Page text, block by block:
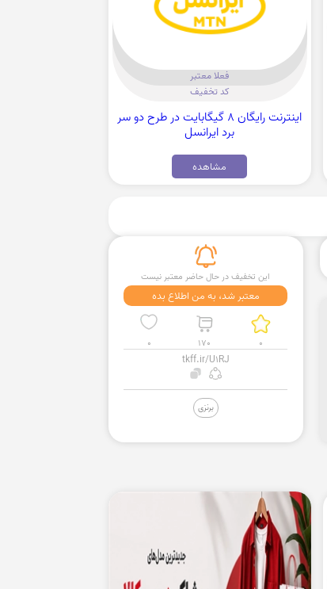
فعلا معتبر
کد تخفیف
اینترنت رایگان 8 گیگابایت در طرح دو سر
برد ایرانسل
مشاهده
این تخفیف در حال حاضر معتبر نیست
معتبر شد، به من اطلاع بده
0 170 0
tkff.ir/U1RJ
برنزی